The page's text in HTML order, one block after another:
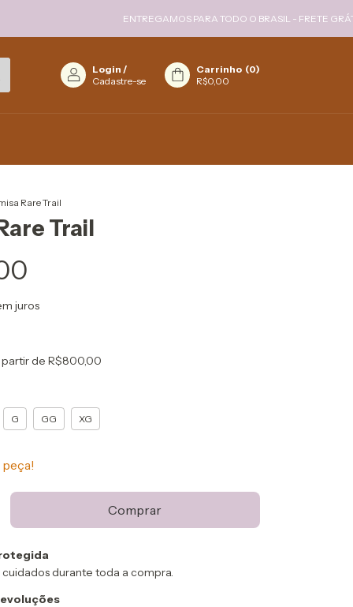
ENTREGAMOS PARA TODO O BRASIL - FRETE GRÁTIS PARA
Login /
Cadastre-se
Carrinho (0)
R$0,00
Rare Trail
Trail
juros
partir deR$800,00
G GG XG
cuidados durante toda a compra.